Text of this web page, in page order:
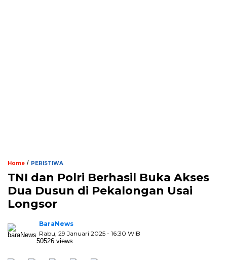
Home / PERISTIWA
TNI dan Polri Berhasil Buka Akses
Dua Dusun di Pekalongan Usai
Longsor
BaraNews
Rabu, 29 Januari 2025 - 16:30 WIB
50526 views